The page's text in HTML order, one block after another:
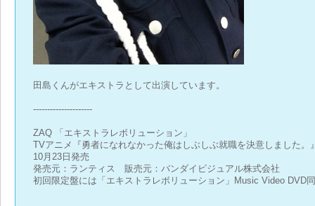
田島くんがエキストラとして出演しています。
---------------------
ZAQ 「エキストラレボリューション」
TVアニメ『勇者になれなかった俺はしぶしぶ就職を決意しました。
10月23日発売
発売元：ランティス 販売元：バンダイビジュアル株式会社
初回限定盤には「エキストラレボリューション」Music Video DVD